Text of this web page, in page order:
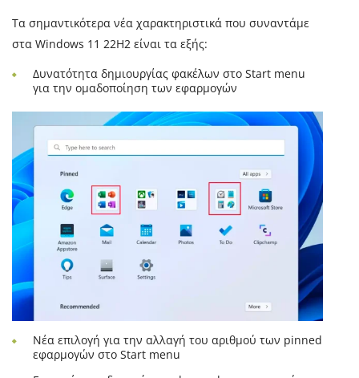
Τα σημαντικότερα νέα χαρακτηριστικά που συναντάμε
στα Windows 11 22H2 είναι τα εξής:
Δυνατότητα δημιουργίας φακέλων στο Start menu
για την ομαδοποίηση των εφαρμογών
Νέα επιλογή για την αλλαγή του αριθμού των pinned
εφαρμογών στο Start menu